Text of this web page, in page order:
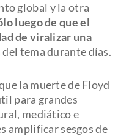
global y la otra
luego de que el
de viralizar una
tema durante días.
la muerte de Floyd
para grandes
mediático e
amplificar sesgos de